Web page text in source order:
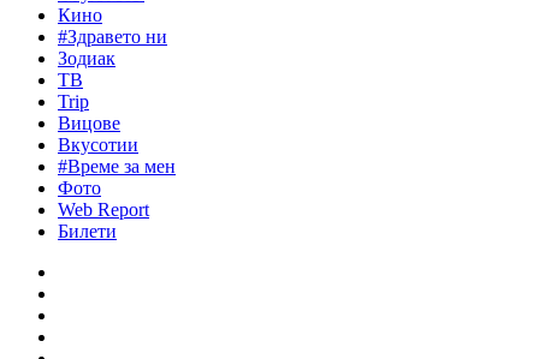
Кино
#Здравето ни
Зодиак
ТВ
Trip
Вицове
Вкусотии
#Време за мен
Фото
Web Report
Билети